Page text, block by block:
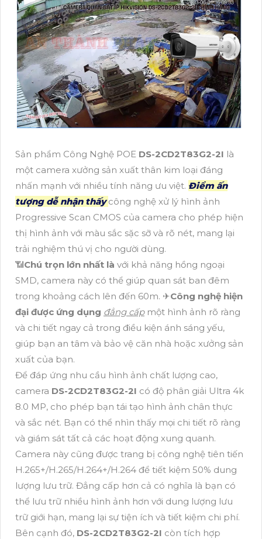
Sản phẩm Công Nghệ POE DS-2CD2T83G2-2I là
một camera xưởng sản xuất thân kim loại đáng
nhấn mạnh với nhiều tính năng ưu việt. Điểm ấn
tượng dễ nhận thấycông nghệ xử lý hình ảnh
Progressive Scan CMOS của camera cho phép hiện
thị hình ảnh với màu sắc sặc sỡ và rõ nét, mang lại
trải nghiệm thú vị cho người dùng.
📶Chú trọn lớn nhất là với khả năng hồng ngoại
SMD, camera này có thể giúp quan sát ban đêm
trong khoảng cách lên đến 60m. ✈Công nghệ hiện
đại được ứng dụng đẳng cấpmột hình ảnh rõ ràng
và chi tiết ngay cả trong điều kiện ánh sáng yếu,
giúp bạn an tâm và bảo vệ căn nhà hoặc xưởng sản
xuất của bạn.
Để đáp ứng nhu cầu hình ảnh chất lượng cao,
camera DS-2CD2T83G2-2I có độ phân giải Ultra 4k
8.0 MP, cho phép bạn tái tạo hình ảnh chân thực
và sắc nét. Bạn có thể nhìn thấy mọi chi tiết rõ ràng
và giám sát tất cả các hoạt động xung quanh.
Camera này cũng được trang bị công nghệ tiên tiến
H.265+/H.265/H.264+/H.264 để tiết kiệm 50% dung
lượng lưu trữ. Đẳng cấp hơn cả có nghĩa là bạn có
thể lưu trữ nhiều hình ảnh hơn với dung lượng lưu
trữ giới hạn, mang lại sự tiện ích và tiết kiệm chi phí.
Bên cạnh đó, DS-2CD2T83G2-2I còn tích hợp